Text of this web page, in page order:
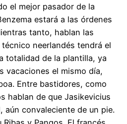
el mejor pasador de la
estará a las órdenes
tanto, hablan las
neerlandés tendrá el
totalidad de la plantilla, ya
vacaciones el mismo día,
Entre bastidores, como
hablan de que Jasikevicius
aún convaleciente de un pie.